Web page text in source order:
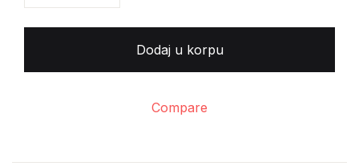
Dodaj u korpu
Compare